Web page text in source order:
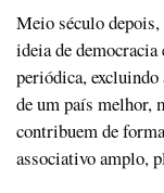
Meio século depois,
ideia de
periódica,
de um país melhor,
contribuem de
associativo amplo,